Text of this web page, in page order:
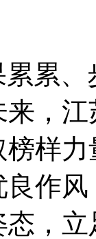
累
，
样
作
，